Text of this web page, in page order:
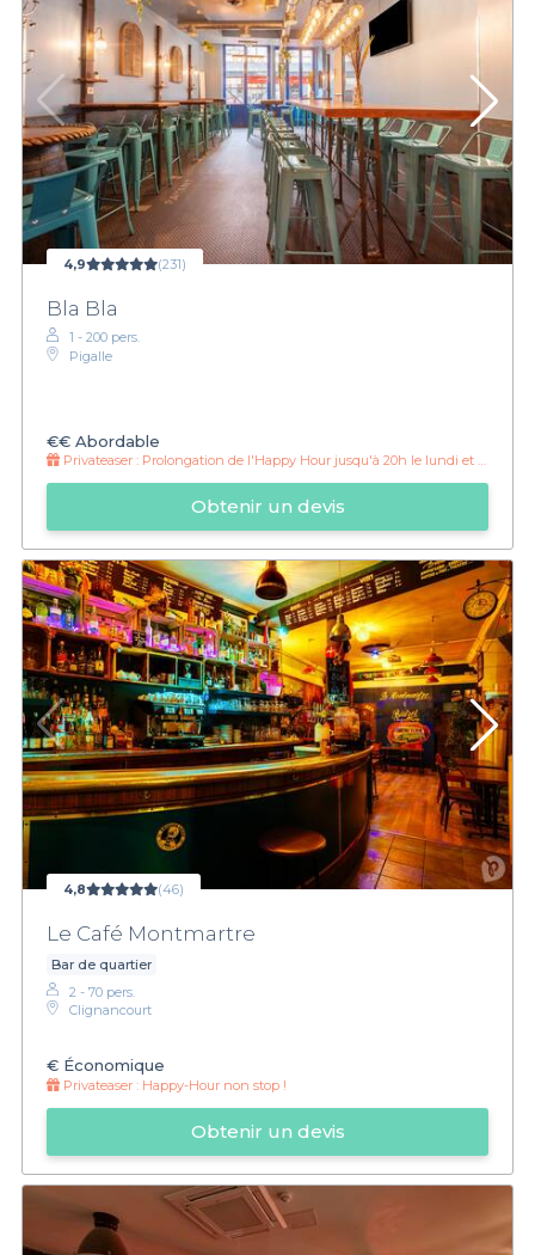
4,9 (231)
Bla Bla
1 - 200 pers.
Pigalle
€€ Abordable
Privateaser : Prolongation de l'Happy Hour jusqu'à 20h le lundi et mardi !
Obtenir un devis
4,8 (46)
Le Café Montmartre
Bar de quartier
2 - 70 pers.
Clignancourt
€ Économique
Privateaser : Happy-Hour non stop !
Obtenir un devis